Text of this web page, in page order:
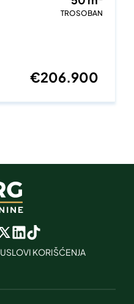
TROSOBAN
€206.900
USLOVI KORIŠĆENJA